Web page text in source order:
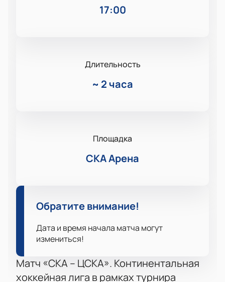
17:00
Длительность
~ 2 часа
Площадка
СКА Арена
Обратите внимание!
Дата и время начала матча могут
измениться!
Матч «СКА – ЦСКА». Континентальная
хоккейная лига в рамках турнира